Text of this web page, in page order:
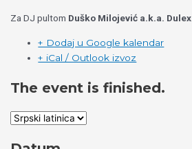
Za DJ pultom Duško Milojević a.k.a. Dulex
+ Dodaj u Google kalendar
+ iCal / Outlook izvoz
The event is finished.